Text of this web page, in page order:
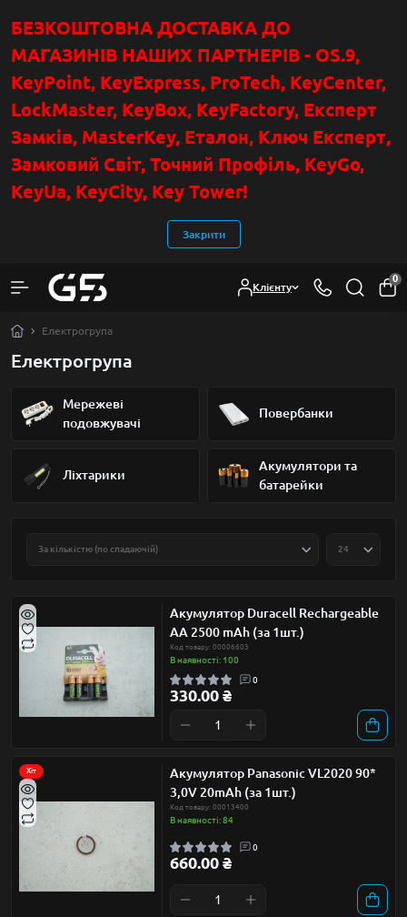
БЕЗКОШТОВНА ДОСТАВКА ДО
МАГАЗИНІВ НАШИХ ПАРТНЕРІВ - OS.9,
KeyPoint, KeyExpress, ProTech, KeyCenter,
LockMaster, KeyBox, KeyFactory, Експерт
Замків, MasterKey, Еталон, Ключ Експерт,
Замковий Світ, Точний Профіль, KeyGo,
KeyUa, KeyCity, Key Tower!
Закрити
Клієнту
0
Електрогрупа
Електрогрупа
Мережеві
подовжувачі
Повербанки
Ліхтарики
Акумулятори та
батарейки
Акумулятор Duracell Rechargeable
AA 2500 mAh (за 1шт.)
Код товару: 00006603
В наявності: 100
0
330.00 ₴
Хіт
Акумулятор Panasonic VL2020 90*
3,0V 20mAh (за 1шт.)
Код товару: 00013400
В наявності: 84
0
660.00 ₴